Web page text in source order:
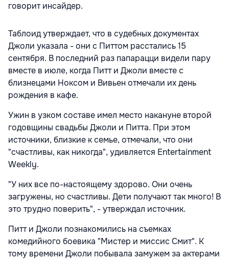
говорит инсайдер.
Таблоид утверждает, что в судебных документах
Джоли указала - они с Питтом расстались 15
сентября. В последний раз папарацци видели пару
вместе в июле, когда Питт и Джоли вместе с
близнецами Ноксом и Вивьен отмечали их день
рождения в кафе.
Ужин в узком составе имел место накануне второй
годовщины свадьбы Джоли и Питта. При этом
источники, близкие к семье, отмечали, что они
"счастливы, как никогда", удивляется Entertainment
Weekly.
"У них все по-настоящему здорово. Они очень
загружены, но счастливы. Дети получают так много! В
это трудно поверить", - утверждал источник.
Питт и Джоли познакомились на съемках
комедийного боевика "Мистер и миссис Смит". К
тому времени Джоли побывала замужем за актерами